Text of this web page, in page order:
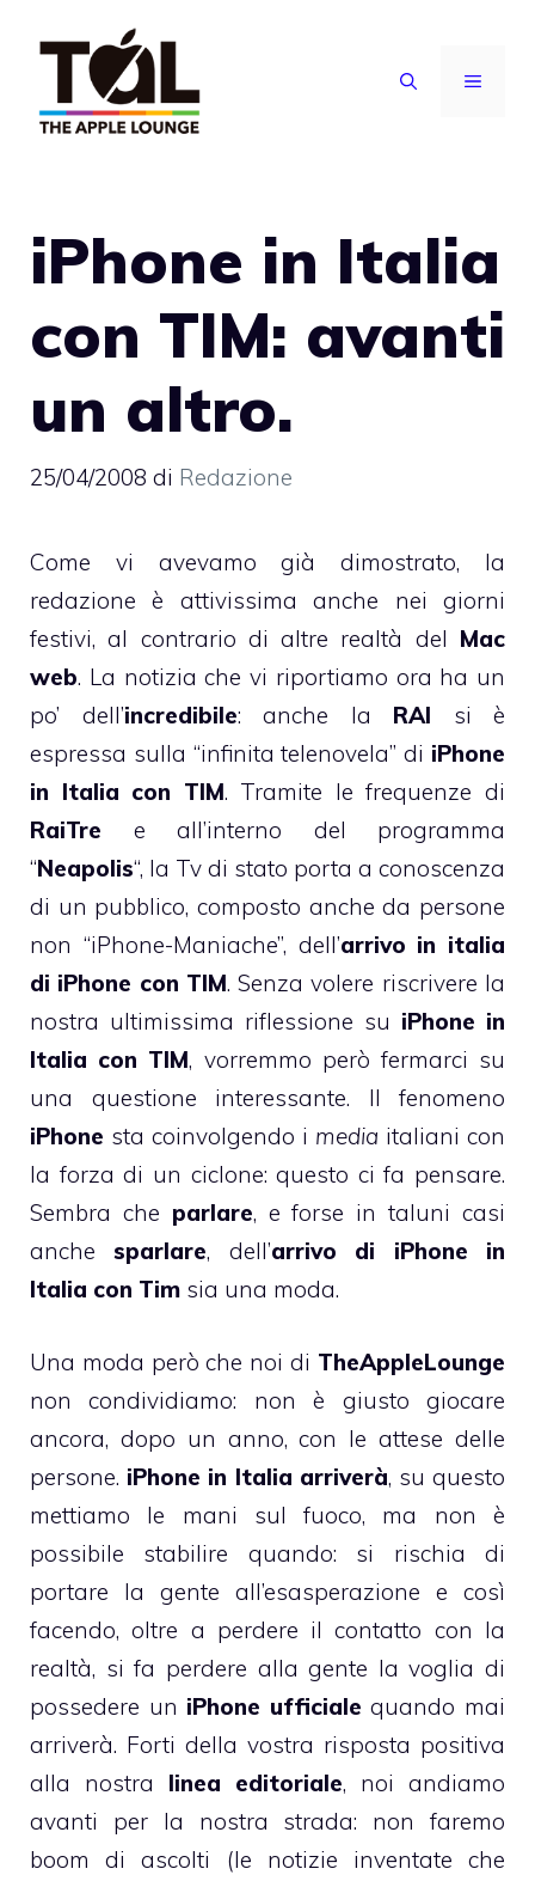
contenuto
MENU
iPhone in Italia
con TIM: avanti
un altro.
25/04/2008 di Redazione
Come vi avevamogià dimostrato, la
redazione è attivissima anche nei giorni
festivi, al contrario di altre realtà del Mac
web. La notizia che vi riportiamo ora ha un
po’ dell’incredibile: anche la RAI si è
espressa sulla “infinita telenovela” di iPhone
in Italia con TIM. Tramite le frequenze di
RaiTre e all’interno del programma
“Neapolis“, la Tv di stato porta a conoscenza
di un pubblico, composto anche da persone
non “iPhone-Maniache”, dell’arrivo in italia
di iPhone con TIM. Senza volere riscrivere la
nostra ultimissima riflessione su iPhone in
Italia con TIM, vorremmo però fermarci su
una questione interessante. Il fenomeno
iPhone sta coinvolgendo i media italiani con
la forza di un ciclone: questo ci fa pensare.
Sembra che parlare, e forse in taluni casi
anchesparlare, dell’arrivo di iPhone in
Italia con Tim sia una moda.
Una moda però che noi di TheAppleLounge
non condividiamo: non è giusto giocare
ancora, dopo un anno, con le attese delle
persone. iPhone in Italia arriverà, su questo
mettiamo le mani sul fuoco, ma non è
possibile stabilire quando: si rischia di
portare la gente all’esasperazione e così
facendo, oltre a perdere il contatto con la
realtà, si fa perdere alla gente la voglia di
possedere un iPhone ufficiale quando mai
arriverà. Forti della vostra risposta positiva
alla nostra linea editoriale, noi andiamo
avanti per la nostra strada: non faremo
boom di ascolti (le notizie inventate che